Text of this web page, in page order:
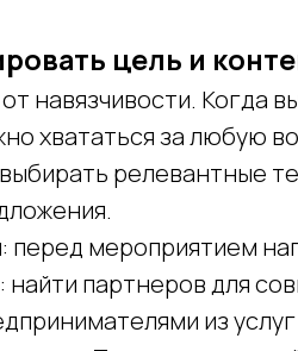
цель и
навязчивости. Когда
хвататься за любую
релевантные
перед мероприятием
партнеров для
из